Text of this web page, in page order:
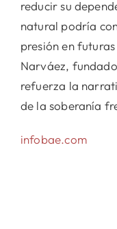
reducir su
natural podría
presión en
Narváez,
refuerza la
de la soberanía
infobae.com